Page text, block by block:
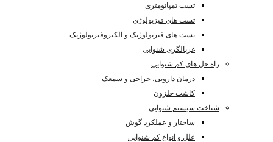
تست تمپانومتری
تست های فیزیولوژی
تست های فیزیولوژیک و الکتروفیزیولوژیک
غربالگری شنوایی
راه حل های کم شنوایی
درمان دارویی، جراحی و سمعک
کاشت حلزون
شناخت سیستم شنوایی
ساختار و عملکرد گوش
علل و انواع کم شنوایی